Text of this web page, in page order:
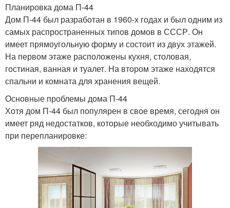
Планировка дома П-44
Дом П-44 был разработан в 1960-х годах и был одним из
самых распространенных типов домов в СССР. Он
имеет прямоугольную форму и состоит из двух этажей.
На первом этаже расположены кухня, столовая,
гостиная, ванная и туалет. На втором этаже находятся
спальни и комната для хранения вещей.
Основные проблемы дома П-44
Хотя дом П-44 был популярен в свое время, сегодня он
имеет ряд недостатков, которые необходимо учитывать
при перепланировке: